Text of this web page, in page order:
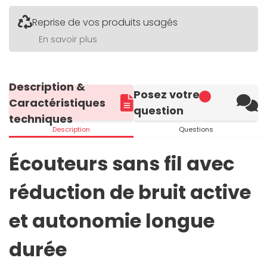
Reprise de vos produits usagés
En savoir plus
Description &
Caractéristiques
techniques
Description
Posez votre
question
Questions
Écouteurs sans fil avec
réduction de bruit active
et autonomie longue
durée